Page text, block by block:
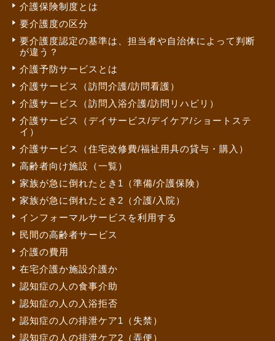
介護保険制度とは
要介護度の区分
要介護度認定の基準は、担当者や自治体によって判断
が違う？
介護予防サービスとは
介護サービス（訪問介護/訪問看護）
介護サービス（訪問入浴介護/訪問リハビリ）
介護サービス（デイサービス/デイケア/ショートステ
イ）
介護サービス（住宅改修費/福祉用具の貸与・購入）
高齢者向け施設（一覧）
家族が急に倒れたとき1（準備/介護保険）
家族が急に倒れたとき2（介護/入院）
インフォーマルサービスを利用する
民間の高齢者サービス
介護の費用
在宅介護か施設介護か
認知症の人の食事介助
認知症の人の入浴拒否
認知症の人の排泄ケア1（失禁）
認知症の人の排泄ケア2（弄便）